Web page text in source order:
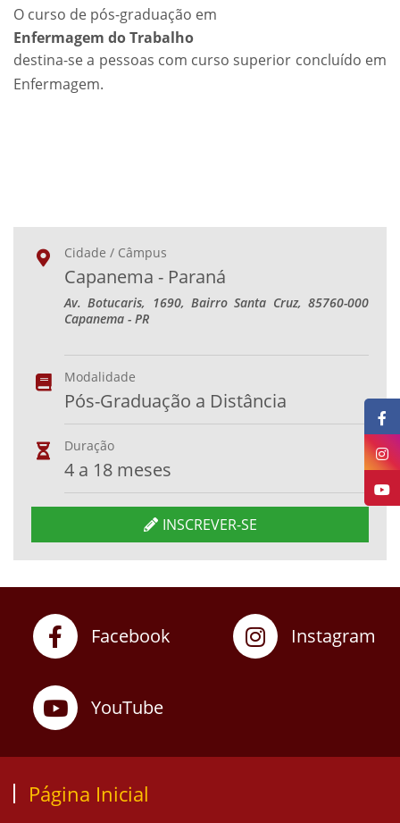
O curso de pós-graduação em
Enfermagem do Trabalho
destina-se a pessoas com curso superior concluído em
Enfermagem.
Cidade / Câmpus
Capanema - Paraná
Av. Botucaris, 1690, Bairro Santa Cruz, 85760-000
Capanema - PR
Modalidade
Pós-Graduação a Distância
Duração
4 a 18 meses
INSCREVER-SE
Facebook Instagram
YouTube
Página Inicial